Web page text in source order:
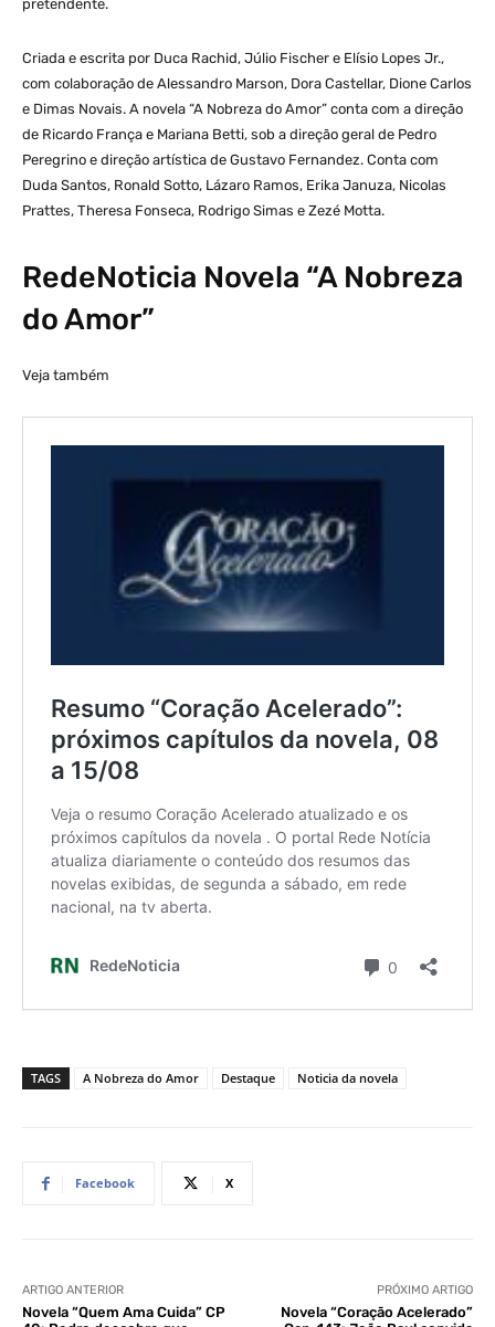
pretendente.
Criada e escrita por Duca Rachid, Júlio Fischer e Elísio Lopes Jr.,
com colaboração de Alessandro Marson, Dora Castellar, Dione Carlos
e Dimas Novais. A novela “A Nobreza do Amor” conta com a direção
de Ricardo França e Mariana Betti, sob a direção geral de Pedro
Peregrino e direção artística de Gustavo Fernandez. Conta com
Duda Santos, Ronald Sotto, Lázaro Ramos, Erika Januza, Nicolas
Prattes, Theresa Fonseca, Rodrigo Simas e Zezé Motta.
RedeNoticia Novela “A Nobreza
do Amor”
Veja também
TAGS A Nobreza do Amor Destaque Noticia da novela
Facebook X
ARTIGO ANTERIOR
Novela “Quem Ama Cuida” CP
PRÓXIMO ARTIGO
Novela “Coração Acelerado”